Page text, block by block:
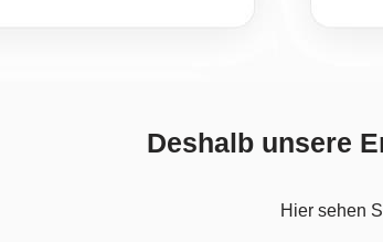
Deshalb unsere
Hier sehen